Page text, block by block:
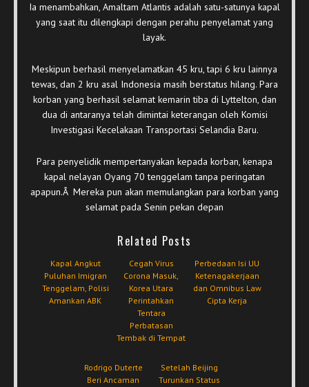
Ia menambahkan, Amaltam Atlantis adalah satu-satunya kapal
yang saat itu dilengkapi dengan perahu penyelamat yang
layak.
Meskipun berhasil menyelamatkan 45 kru, tapi 6 kru lainnya
tewas, dan 2 kru asal Indonesia masih berstatus hilang. Para
korban yang berhasil selamat kemarin tiba di Lyttelton, dan
dua di antaranya telah dimintai keterangan oleh Komisi
Investigasi Kecelakaan Transportasi Selandia Baru.
Para penyelidik mempertanyakan kepada korban, kenapa
kapal nelayan Oyang 70 tenggelam tanpa peringatan
apapun.Â Mereka pun akan memulangkan para korban yang
selamat pada Senin pekan depan
Related Posts
Kapal Angkut
Puluhan Imigran
Tenggelam, Polisi
Amankan ABK
Cegah Virus
Corona Masuk,
Korea Utara
Perintahkan
Tentara
Perbatasan
Tembak di Tempat
Perbedaan Isi UU
Ketenagakerjaan
dan Omnibus Law
Cipta Kerja
Rodrigo Duterte
Beri Ancaman
Setelah Beijing
Turunkan Status